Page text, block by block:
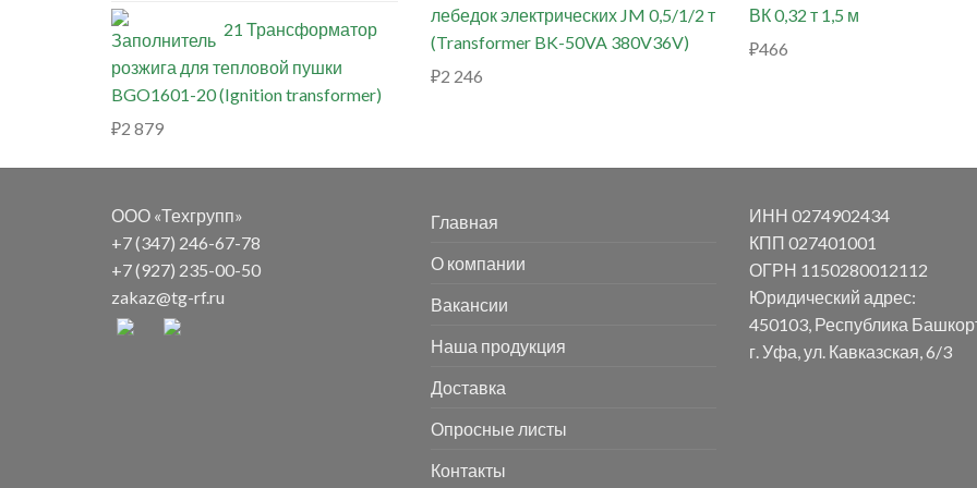
21 Трансформатор
розжига для тепловой пушки
BGO1601-20 (Ignition transformer)
₽2 879
лебедок электрических JM 0,5/1/2 т
(Transformer BK-50VA 380V36V)
₽2 246
ВК 0,32 т 1,5 м
₽466
ООО «Техгрупп»
+7 (347) 246-67-78
+7 (927) 235-00-50
zakaz@tg-rf.ru
Главная
О компании
Вакансии
Наша продукция
Доставка
Опросные листы
Контакты
ИНН 0274902434
КПП 027401001
ОГРН 1150280012112
Юридический адрес:
450103, Республика
г. Уфа, ул. Кавказская, 6/3